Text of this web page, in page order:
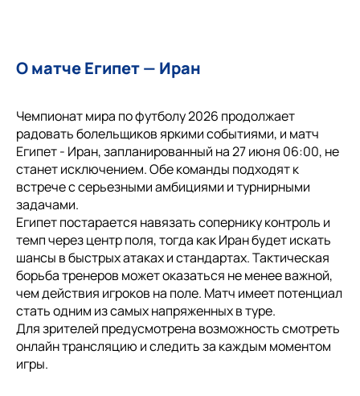
О матче Египет — Иран
Чемпионат мира по футболу 2026 продолжает
радовать болельщиков яркими событиями, и матч
Египет - Иран, запланированный на 27 июня 06:00, не
станет исключением. Обе команды подходят к
встрече с серьезными амбициями и турнирными
задачами.
Египет постарается навязать сопернику контроль и
темп через центр поля, тогда как Иран будет искать
шансы в быстрых атаках и стандартах. Тактическая
борьба тренеров может оказаться не менее важной,
чем действия игроков на поле. Матч имеет потенциал
стать одним из самых напряженных в туре.
Для зрителей предусмотрена возможность смотреть
онлайн трансляцию и следить за каждым моментом
игры.